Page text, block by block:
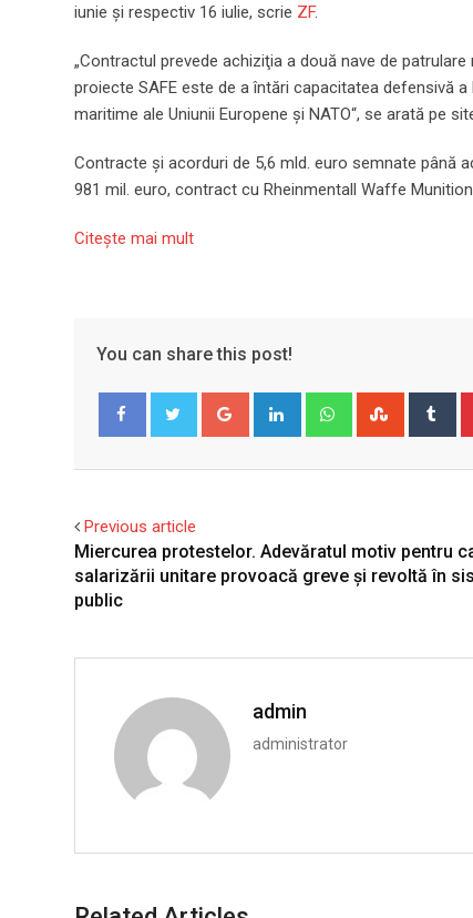
iunie şi respectiv 16 iulie, scrie ZF.
„Contractul prevede achiziţia a două nave de
proiecte SAFE este de a întări capacitatea defensivă
maritime ale Uniunii Europene şi NATO“, se arată pe
Contracte şi acorduri de 5,6 mld. euro semnate până
981 mil. euro, contract cu Rheinmentall Waffe
Citeşte mai mult
You can share this post!
Google+ LinkedIn Whatsapp
Previous article
Miercurea protestelor. Adevăratul motiv pentru
salarizării unitare provoacă greve și revoltă în
public
admin
administrator